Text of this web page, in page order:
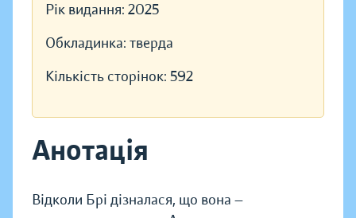
Рік видання: 2025
Обкладинка: тверда
Кількість сторінок: 592
Анотація
Відколи Брі дізналася, що вона —